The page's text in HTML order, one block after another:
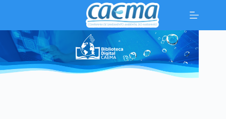
conteúdo